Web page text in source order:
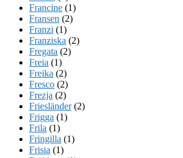
Francine (1)
Fransen (2)
Franzi (1)
Franziska (2)
Fregata (2)
Freia (1)
Freika (2)
Fresco (2)
Frezja (2)
Friesländer(2)
Frigga (1)
Frila (1)
Fringilla (1)
Frisia (1)